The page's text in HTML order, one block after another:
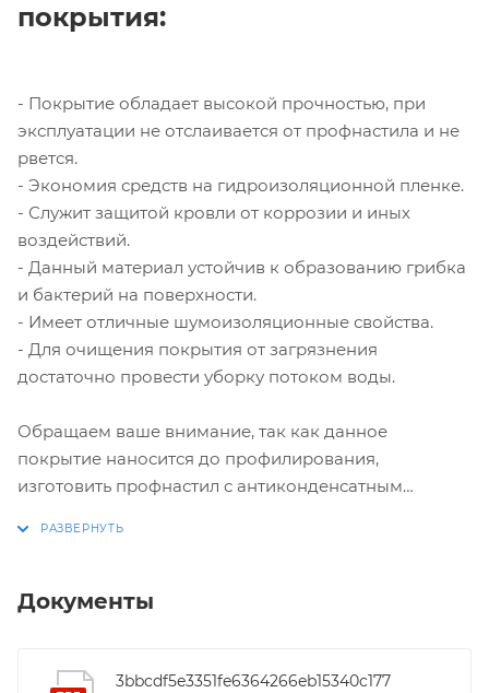
покрытия:
- Покрытие обладает высокой прочностью, при
эксплуатации не отслаивается от профнастила и не
рвется.
- Экономия средств на гидроизоляционной пленке.
- Служит защитой кровли от коррозии и иных
воздействий.
- Данный материал устойчив к образованию грибка
и бактерий на поверхности.
- Имеет отличные шумоизоляционные свойства.
- Для очищения покрытия от загрязнения
достаточно провести уборку потоком воды.
Обращаем ваше внимание, так как данное
покрытие наносится до профилирования,
изготовить профнастил с антиконденсатным
Документы
3bbcdf5e3351fe6364266eb15340c177